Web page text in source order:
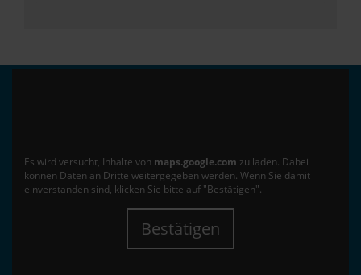
Es wird versucht, Inhalte von maps.google.com zu laden. Dabei
können Daten an Dritte weitergegeben werden. Wenn Sie damit
einverstanden sind, klicken Sie bitte auf "Bestätigen".
Bestätigen